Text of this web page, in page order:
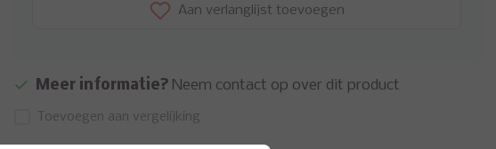
Aan verlanglijst toevoegen
Meer informatie? Neem contact op over dit product
Toevoegen aan vergelijking